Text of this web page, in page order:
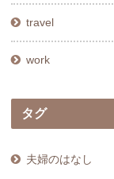
travel
work
タグ
夫婦のはなし